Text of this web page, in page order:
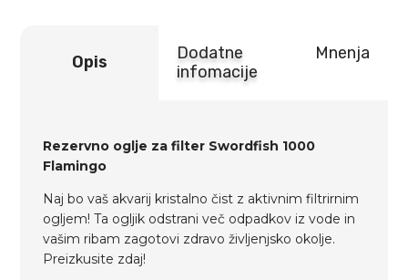
Opis
Dodatne
infomacije
Mnenja
Rezervno oglje za filter Swordfish 1000
Flamingo
Naj bo vaš akvarij kristalno čist z aktivnim filtrirnim
ogljem! Ta ogljik odstrani več odpadkov iz vode in
vašim ribam zagotovi zdravo življenjsko okolje.
Preizkusite zdaj!